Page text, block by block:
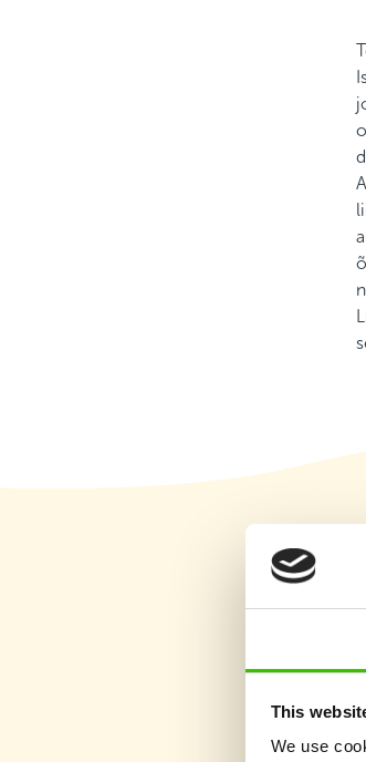
This
We use